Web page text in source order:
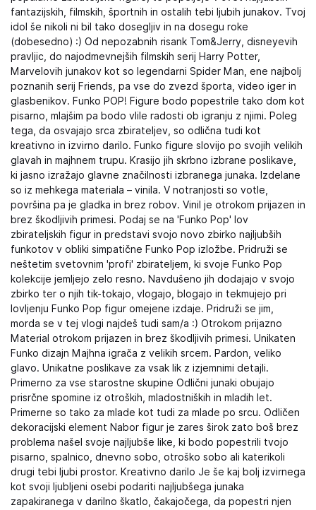
fantazijskih, filmskih, športnih in ostalih tebi ljubih junakov. Tvoj
idol še nikoli ni bil tako dosegljiv in na dosegu roke
(dobesedno) :) Od nepozabnih risank Tom&Jerry, disneyevih
pravljic, do najodmevnejših filmskih serij Harry Potter,
Marvelovih junakov kot so legendarni Spider Man, ene najbolj
poznanih serij Friends, pa vse do zvezd športa, video iger in
glasbenikov. Funko POP! Figure bodo popestrile tako dom kot
pisarno, mlajšim pa bodo vlile radosti ob igranju z njimi. Poleg
tega, da osvajajo srca zbirateljev, so odlična tudi kot
kreativno in izvirno darilo. Funko figure slovijo po svojih velikih
glavah in majhnem trupu. Krasijo jih skrbno izbrane poslikave,
ki jasno izražajo glavne značilnosti izbranega junaka. Izdelane
so iz mehkega materiala – vinila. V notranjosti so votle,
površina pa je gladka in brez robov. Vinil je otrokom prijazen in
brez škodljivih primesi. Podaj se na 'Funko Pop' lov
zbirateljskih figur in predstavi svojo novo zbirko najljubših
funkotov v obliki simpatične Funko Pop izložbe. Pridruži se
neštetim svetovnim 'profi' zbirateljem, ki svoje Funko Pop
kolekcije jemljejo zelo resno. Navdušeno jih dodajajo v svojo
zbirko ter o njih tik-tokajo, vlogajo, blogajo in tekmujejo pri
lovljenju Funko Pop figur omejene izdaje. Pridruži se jim,
morda se v tej vlogi najdeš tudi sam/a :) Otrokom prijazno
Material otrokom prijazen in brez škodljivih primesi. Unikaten
Funko dizajn Majhna igrača z velikih srcem. Pardon, veliko
glavo. Unikatne poslikave za vsak lik z izjemnimi detajli.
Primerno za vse starostne skupine Odlični junaki obujajo
prisrčne spomine iz otroških, mladostniških in mladih let.
Primerne so tako za mlade kot tudi za mlade po srcu. Odličen
dekoracijski element Nabor figur je zares širok zato boš brez
problema našel svoje najljubše like, ki bodo popestrili tvojo
pisarno, spalnico, dnevno sobo, otroško sobo ali katerikoli
drugi tebi ljubi prostor. Kreativno darilo Je še kaj bolj izvirnega
kot svoji ljubljeni osebi podariti najljubšega junaka
zapakiranega v darilno škatlo, čakajočega, da popestri njen